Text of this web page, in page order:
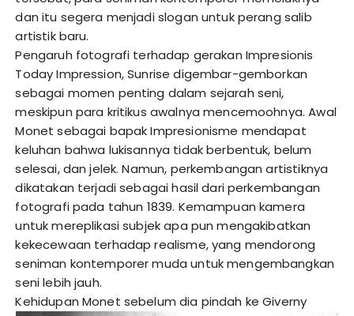
dan itu segera menjadi slogan untuk perang salib
artistik baru.
Pengaruh fotografi terhadap gerakan Impresionis
Today Impression, Sunrise digembar-gemborkan
sebagai momen penting dalam sejarah seni,
meskipun para kritikus awalnya mencemoohnya. Awal
Monet sebagai bapak Impresionisme mendapat
keluhan bahwa lukisannya tidak berbentuk, belum
selesai, dan jelek. Namun, perkembangan artistiknya
dikatakan terjadi sebagai hasil dari perkembangan
fotografi pada tahun 1839. Kemampuan kamera
untuk mereplikasi subjek apa pun mengakibatkan
kekecewaan terhadap realisme, yang mendorong
seniman kontemporer muda untuk mengembangkan
seni lebih jauh.
Kehidupan Monet sebelum dia pindah ke Giverny